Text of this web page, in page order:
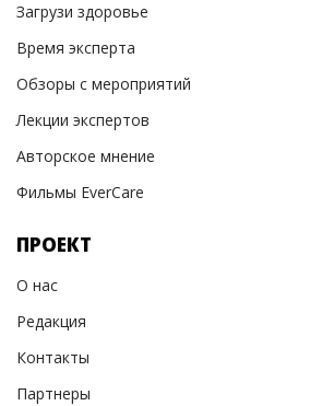
Загрузи здоровье
Время эксперта
Обзоры с мероприятий
Лекции экспертов
Авторское мнение
Фильмы EverCare
ПРОЕКТ
О нас
Редакция
Контакты
Партнеры